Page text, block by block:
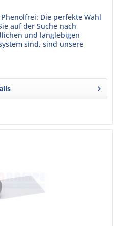
Die perfekte Wahl
auf der Suche nach
und langlebigen
sind, sind unsere